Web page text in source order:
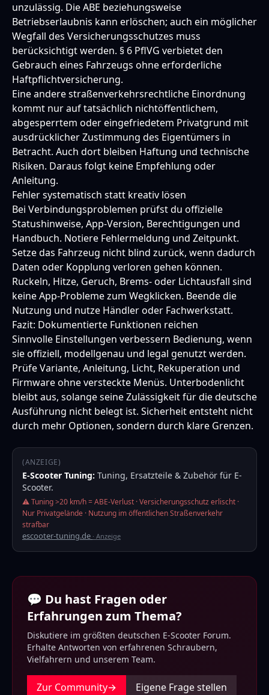
unzulässig. Die ABE beziehungsweise
Betriebserlaubnis kann erlöschen; auch ein möglicher
Wegfall des Versicherungsschutzes muss
berücksichtigt werden. § 6 PflVG verbietet den
Gebrauch eines Fahrzeugs ohne erforderliche
Haftpflichtversicherung.
Eine andere straßenverkehrsrechtliche Einordnung
kommt nur auf tatsächlich nichtöffentlichem,
abgesperrtem oder eingefriedetem Privatgrund mit
ausdrücklicher Zustimmung des Eigentümers in
Betracht. Auch dort bleiben Haftung und technische
Risiken. Daraus folgt keine Empfehlung oder
Anleitung.
Fehler systematisch statt kreativ lösen
Bei Verbindungsproblemen prüfst du offizielle
Statushinweise, App-Version, Berechtigungen und
Handbuch. Notiere Fehlermeldung und Zeitpunkt.
Setze das Fahrzeug nicht blind zurück, wenn dadurch
Daten oder Kopplung verloren gehen können.
Ruckeln, Hitze, Geruch, Brems- oder Lichtausfall sind
keine App-Probleme zum Wegklicken. Beende die
Nutzung und nutze Händler oder Fachwerkstatt.
Fazit: Dokumentierte Funktionen reichen
Sinnvolle Einstellungen verbessern Bedienung, wenn
sie offiziell, modellgenau und legal genutzt werden.
Prüfe Variante, Anleitung, Licht, Rekuperation und
Firmware ohne versteckte Menüs. Unterbodenlicht
bleibt aus, solange seine Zulässigkeit für die deutsche
Ausführung nicht belegt ist. Sicherheit entsteht nicht
durch mehr Optionen, sondern durch klare Grenzen.
(ANZEIGE)
E-Scooter Tuning: Tuning, Ersatzteile & Zubehör für E-
Scooter.
⚠️ Tuning >20 km/h = ABE-Verlust · Versicherungsschutz erlischt ·
Nur Privatgelände · Nutzung im öffentlichen Straßenverkehr
strafbar
escooter-tuning.de · Anzeige
💬 Du hast Fragen oder
Erfahrungen zum Thema?
Diskutiere im größten deutschen E-Scooter Forum.
Erhalte Antworten von erfahrenen Schraubern,
Vielfahrern und unserem Team.
Zur Community→ Eigene Frage stellen